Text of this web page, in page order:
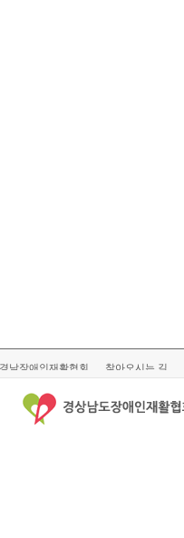
경남장애인재활협회 찾아오시는 길